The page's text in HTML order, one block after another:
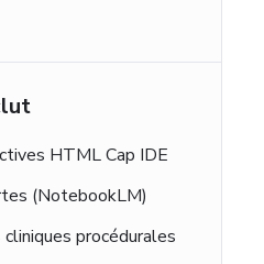
HTML Cap IDE
(NotebookLM)
procédurales